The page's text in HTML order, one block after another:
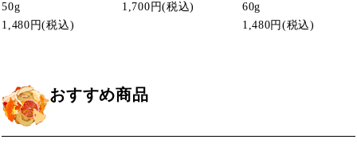
50g
1,480円(税込)
1,700円(税込)
60g
1,480円(税込)
おすすめ商品